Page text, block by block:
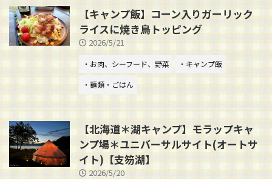
【キャンプ飯】コーン入りガーリック
ライスに焼き鳥トッピング
2026/5/21
・お肉、シーフード、野菜
・キャンプ飯
・麺類・ごはん
【北海道＊湖キャンプ】モラップキャ
ンプ場＊ユニバーサルサイト(オートサ
イト)【支笏湖】
2026/5/20